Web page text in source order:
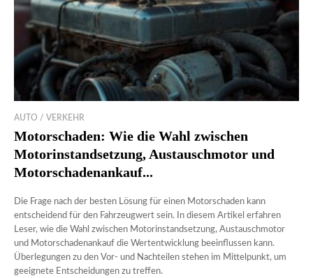
AUTO / VERKEHR
Motorschaden: Wie die Wahl zwischen
Motorinstandsetzung, Austauschmotor und
Motorschadenankauf...
Die Frage nach der besten Lösung für einen Motorschaden kann
entscheidend für den Fahrzeugwert sein. In diesem Artikel erfahren
Leser, wie die Wahl zwischen Motorinstandsetzung, Austauschmotor
und Motorschadenankauf die Wertentwicklung beeinflussen kann.
Überlegungen zu den Vor- und Nachteilen stehen im Mittelpunkt, um
geeignete Entscheidungen zu treffen.